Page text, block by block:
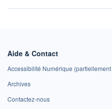
Aide & Contact
Accessibilité Numérique
Archives
Contactez-nous